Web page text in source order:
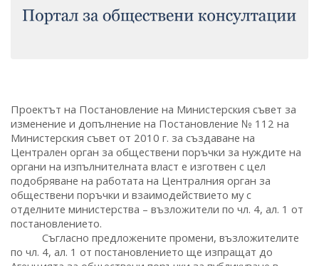
Проектът на Постановление на Министерския съвет за
изменение и допълнение на Постановление № 112 на
Министерския съвет от 2010 г. за създаване на
Централен орган за обществени поръчки за нуждите на
органи на изпълнителната власт е изготвен с цел
подобряване на работата на Централния орган за
обществени поръчки и взаимодействието му с
отделните министерства – възложители по чл. 4, ал. 1 от
постановлението.
Съгласно предложените промени, възложителите
по чл. 4, ал. 1 от постановлението ще изпращат до